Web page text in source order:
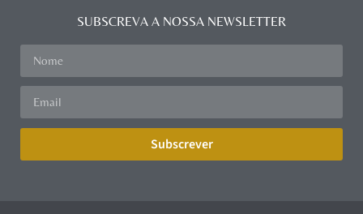
SUBSCREVA A NOSSA NEWSLETTER
Subscrever